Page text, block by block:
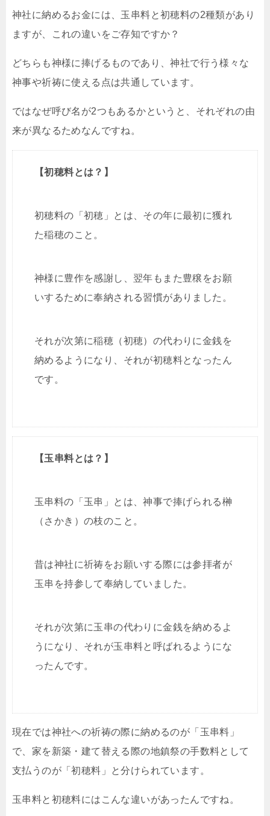
神社に納めるお金には、玉串料と初穂料の2種類があり
ますが、これの違いをご存知ですか？
どちらも神様に捧げるものであり、神社で行う様々な
神事や祈祷に使える点は共通しています。
ではなぜ呼び名が2つもあるかというと、それぞれの由
来が異なるためなんですね。
【初穂料とは？】
初穂料の「初穂」とは、その年に最初に獲れ
た稲穂のこと。
神様に豊作を感謝し、翌年もまた豊穣をお願
いするために奉納される習慣がありました。
それが次第に稲穂（初穂）の代わりに金銭を
納めるようになり、それが初穂料となったん
です。
【玉串料とは？】
玉串料の「玉串」とは、神事で捧げられる榊
（さかき）の枝のこと。
昔は神社に祈祷をお願いする際には参拝者が
玉串を持参して奉納していました。
それが次第に玉串の代わりに金銭を納めるよ
うになり、それが玉串料と呼ばれるようにな
ったんです。
現在では神社への祈祷の際に納めるのが「玉串料」
で、家を新築・建て替える際の地鎮祭の手数料として
支払うのが「初穂料」と分けられています。
玉串料と初穂料にはこんな違いがあったんですね。